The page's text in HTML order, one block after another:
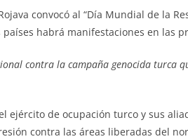
convocó al “Día Mundial de la
habrá manifestaciones en las
contra la campaña genocida turca
ejército de ocupación turco y sus
contra las áreas liberadas del